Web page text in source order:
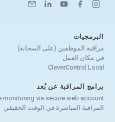
البرمجيات
مراقبة الموظفين (على السحابة)
في مكان العمل
CleverControl Local
برامج المراقبة عن بُعد
monitoring via secure web account
المراقبة المباشرة في الوقت الحقيقي